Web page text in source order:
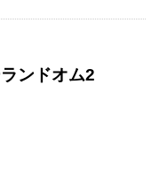
ンドオム2